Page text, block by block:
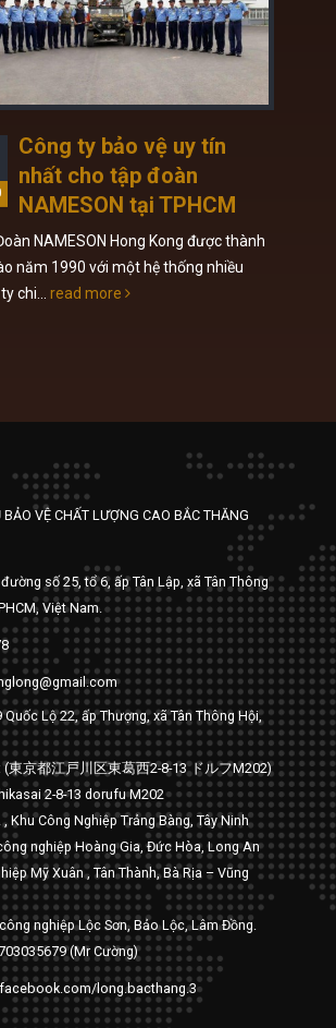
Công ty bảo vệ uy tín
nhất cho tập đoàn
NAMESON tại TPHCM
NAMESON Hong Kong được thành
năm 1990 với một hệ thống nhiều
chi... read more
VỆ CHẤT LƯỢNG CAO BẮC THĂNG
số 25, tổ 6, ấp Tân Lập, xã Tân Thông
Việt Nam.
Lộ 22, ấp Thượng, xã Tân Thông Hội,
(東京都江戸川区東葛西2-8-13 ドルフM202)
2-8-13 dorufu M202
Khu Công Nghiệp Trảng Bàng, Tây Ninh
nghiệp Hoàng Gia, Đức Hòa, Long An
Mỹ Xuân , Tân Thành, Bà Rịa – Vũng
nghiệp Lộc Sơn, Bảo Lộc, Lâm Đồng.
(Mr Cường)
long.bacthang.3